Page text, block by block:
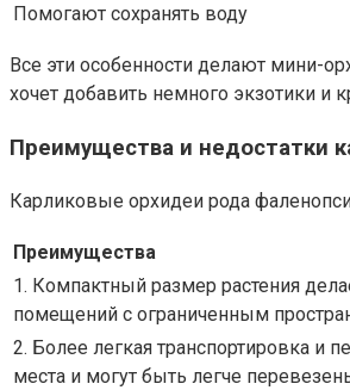
Помогают сохранять воду
Все эти особенности делают мини-
хочет добавить немного экзотики и
Преимущества и недостатки
Карликовые орхидеи рода
Преимущества
1. Компактный размер растения
помещений с ограниченным
2. Более легкая транспортировка
места и могут быть легче